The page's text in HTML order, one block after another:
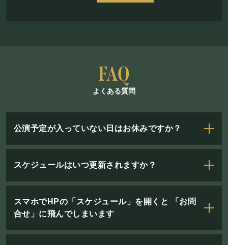
よくある質問
公演予定が入っていない日はお休みですか？
スケジュールはいつ更新されますか？
スマホでHPの「スケジュール」を開くと 「お問
合せ」に飛んでしまいます